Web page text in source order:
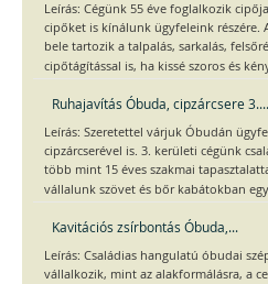
Leírás: Cégünk 55 éve foglalkozik
cipőket is kínálunk ügyfeleink részére.
bele tartozik a talpalás, sarkalás,
cipőtágítással is, ha kissé szoros és
Ruhajavítás Óbuda, cipzárcsere 3....
Leírás: Szeretettel várjuk Óbudán
cipzárcserével is. 3. kerületi cégünk
több mint 15 éves szakmai
vállalunk szövet és bőr kabátokban
Kavitációs zsírbontás Óbuda,...
Leírás: Családias hangulatú óbudai
vállalkozik, mint az alakformálásra, a